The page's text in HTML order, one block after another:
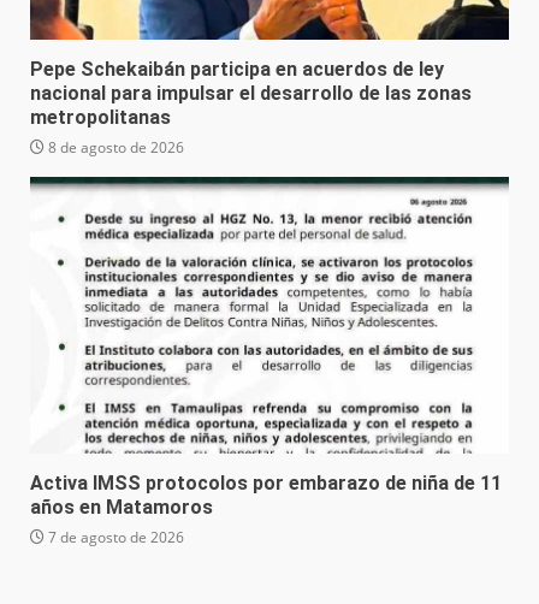
Pepe Schekaibán participa en acuerdos de ley
nacional para impulsar el desarrollo de las zonas
metropolitanas
8 de agosto de 2026
Activa IMSS protocolos por embarazo de niña de 11
años en Matamoros
7 de agosto de 2026